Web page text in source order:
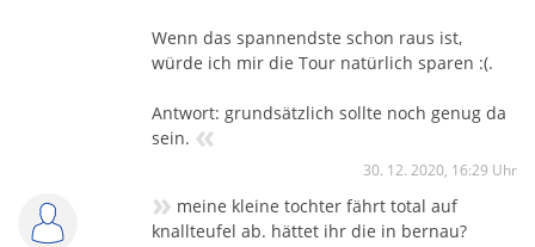
Wenn das spannendste schon raus ist,
würde ich mir die Tour natürlich sparen :(.
Antwort: grundsätzlich sollte noch genug da
sein. «
30. 12. 2020, 16:29 Uhr
» meine kleine tochter fährt total auf
knallteufel ab. hättet ihr die in bernau?